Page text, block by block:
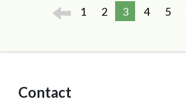
1 2 3 4 5
Contact